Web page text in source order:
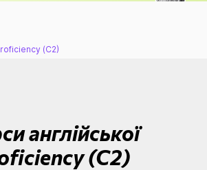
(C2)
англійської
(C2)